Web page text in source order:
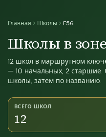
Главная Школы F56
Школы в
12 школ в маршрутном
— 10 начальных, 2 старшие.
школы, затем по названию.
ВСЕГО ШКОЛ
12